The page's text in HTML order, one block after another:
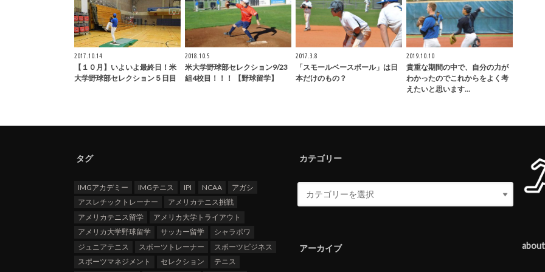
2017.10.14
【１０月】いよいよ最終日！米
大学野球部セレクション５日目
2018.10.5
米大学野球部セレクション9/23
組4校目！！！ 【野球留学】
2017.3.8
「スモールベースボール」は日
本だけのもの？
2019.10.10
貴重な期間の中で、自分の力が
わかったのでこれからをよく考
えたいと思います…
タグ
IMGアカデミー IMGテニス IPI NCAA
アガシ
アスレチックトレーナー
アメリカテニス挑戦
アメリカテニス留学
アメリカ大学トライアウト
アメリカ大学野球留学
サッカー留学
シャラポワ
ジュニアテニス
スポーツトレーナー
スポーツビジネス
スポーツマネジメント
セレクション テニス
カテゴリー
アーカイブ about